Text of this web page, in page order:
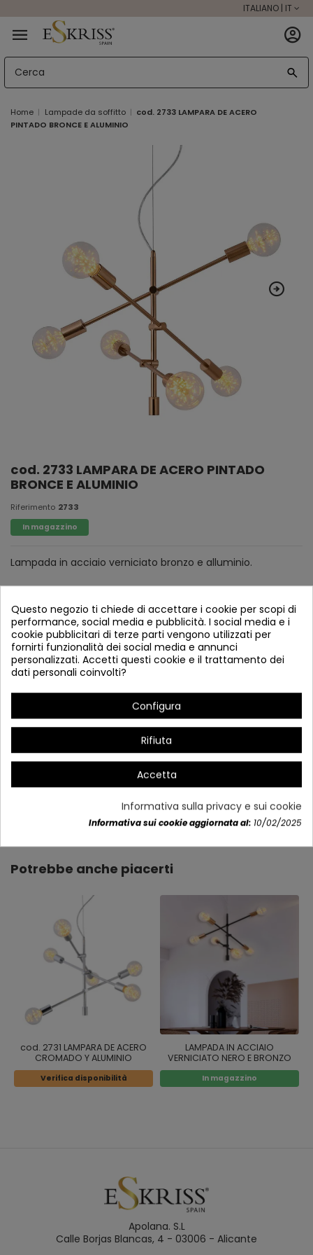
ITALIANO | IT
Home Lampade da soffitto
cod. 2733 LAMPARA DE ACERO
PINTADO BRONCE E ALUMINIO
cod. 2733 LAMPARA DE ACERO PINTADO
BRONCE E ALUMINIO
Riferimento 2733
In magazzino
Lampada in acciaio verniciato bronzo e alluminio.
# All'altezza massima è inclusa la lunghezza del cavo
Dettagli del prodotto
Potrebbe anche piacerti
cod. 2731 LAMPARA DE ACERO
CROMADO Y ALUMINIO
Verifica disponibilità
LAMPADA IN ACCIAIO
VERNICIATO NERO E BRONZO
In magazzino
Apolana. S.L
Calle Borjas Blancas, 4 - 03006 - Alicante
Questo negozio ti chiede di accettare i cookie per scopi di
performance, social media e pubblicità. I social media e i
cookie pubblicitari di terze parti vengono utilizzati per
fornirti funzionalità dei social media e annunci
personalizzati. Accetti questi cookie e il trattamento dei
dati personali coinvolti?
Configura
Rifiuta
Accetta
Informativa sulla privacy e sui cookie
Informativa sui cookie aggiornata al: 10/02/2025